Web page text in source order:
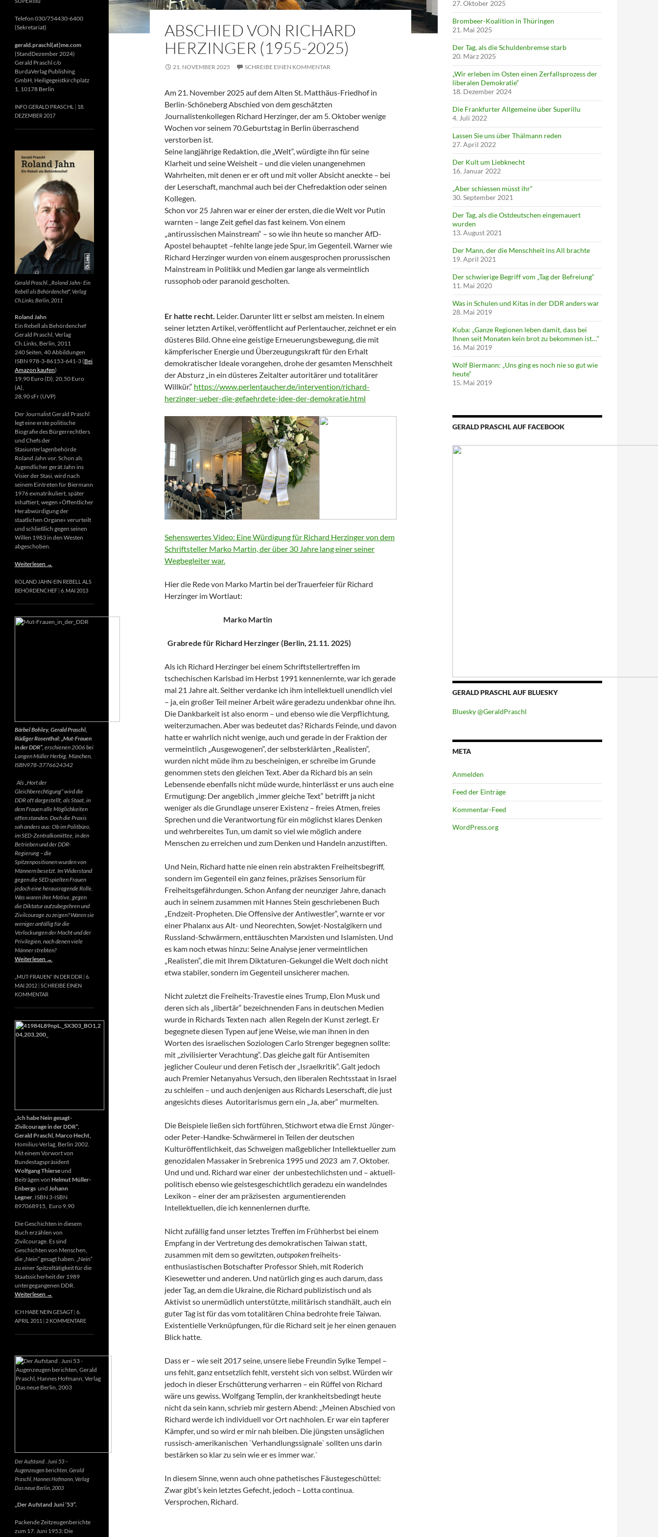
ABSCHIED VON RICHARD
HERZINGER (1955-2025)
21. NOVEMBER 2025 SCHREIBE EINEN KOMMENTAR
Am 21. November 2025 auf dem Alten St. Matthäus-Friedhof in
Berlin-Schöneberg Abschied von dem geschätzten
Journalistenkollegen Richard Herzinger, der am 5. Oktober wenige
Wochen vor seinem 70.Geburtstag in Berlin überraschend
verstorben ist.
Seine langjährige Redaktion, die „Welt“, würdigte ihn für seine
Klarheit und seine Weisheit – und die vielen unangenehmen
Wahrheiten, mit denen er er oft und mit voller Absicht aneckte – bei
der Leserschaft, manchmal auch bei der Chefredaktion oder seinen
Kollegen.
Schon vor 25 Jahren war er einer der ersten, die die Welt vor Putin
warnten – lange Zeit gefiel das fast keinem. Von einem
„antirussischen Mainstream“ – so wie ihn heute so mancher AfD-
Apostel behauptet –fehlte lange jede Spur, im Gegenteil. Warner wie
Richard Herzinger wurden von einem ausgesprochen prorussischen
Mainstream in Politikk und Medien gar lange als vermeintlich
russophob oder paranoid gescholten.
Er hatte recht. Leider. Darunter litt er selbst am meisten. In einem
seiner letzten Artikel, veröffentlicht auf Perlentaucher, zeichnet er ein
düsteres Bild. Ohne eine geistige Erneuerungsbewegung, die mit
kämpferischer Energie und Überzeugungskraft für den Erhalt
demokratischer Ideale vorangehen, drohe der gesamten Menschheit
der Absturz „in ein düsteres Zeitalter autoritärer und totalitärer
Willkür.“ https://www.perlentaucher.de/intervention/richard-
herzinger-ueber-die-gefaehrdete-idee-der-demokratie.html
Sehenswertes Video: Eine Würdigung für Richard Herzinger von dem
Schriftsteller Marko Martin, der über 30 Jahre lang einer seiner
Wegbegleiter war.
Hier die Rede von Marko Martin bei derTrauerfeier für Richard
Herzinger im Wortlaut:
Marko Martin
Grabrede für Richard Herzinger (Berlin, 21.11. 2025)
Als ich Richard Herzinger bei einem Schriftstellertreffen im
tschechischen Karlsbad im Herbst 1991 kennenlernte, war ich gerade
mal 21 Jahre alt. Seither verdanke ich ihm intellektuell unendlich viel
– ja, ein großer Teil meiner Arbeit wäre geradezu undenkbar ohne ihn.
Die Dankbarkeit ist also enorm – und ebenso wie die Verpflichtung,
weiterzumachen. Aber was bedeutet das? Richards Feinde, und davon
hatte er wahrlich nicht wenige, auch und gerade in der Fraktion der
vermeintlich „Ausgewogenen“, der selbsterklärten „Realisten“,
wurden nicht müde ihm zu bescheinigen, er schreibe im Grunde
genommen stets den gleichen Text. Aber da Richard bis an sein
Lebensende ebenfalls nicht müde wurde, hinterlässt er uns auch eine
Ermutigung: Der angeblich „immer gleiche Text“ betrifft ja nicht
weniger als die Grundlage unserer Existenz – freies Atmen, freies
Sprechen und die Verantwortung für ein möglichst klares Denken
und wehrbereites Tun, um damit so viel wie möglich andere
Menschen zu erreichen und zum Denken und Handeln anzustiften.
Und Nein, Richard hatte nie einen rein abstrakten Freiheitsbegriff,
sondern im Gegenteil ein ganz feines, präzises Sensorium für
Freiheitsgefährdungen. Schon Anfang der neunziger Jahre, danach
auch in seinem zusammen mit Hannes Stein geschriebenen Buch
„Endzeit-Propheten. Die Offensive der Antiwestler“, warnte er vor
einer Phalanx aus Alt- und Neorechten, Sowjet-Nostalgikern und
Russland-Schwärmern, enttäuschten Marxisten und Islamisten. Und
es kam noch etwas hinzu: Seine Analyse jener vermeintlichen
„Realisten“, die mit Ihrem Diktaturen-Gekungel die Welt doch nicht
etwa stabiler, sondern im Gegenteil unsicherer machen.
Nicht zuletzt die Freiheits-Travestie eines Trump, Elon Musk und
deren sich als „libertär“ bezeichnenden Fans in deutschen Medien
wurde in Richards Texten nach allen Regeln der Kunst zerlegt. Er
begegnete diesen Typen auf jene Weise, wie man ihnen in den
Worten des israelischen Soziologen Carlo Strenger begegnen sollte:
mit „zivilisierter Verachtung“. Das gleiche galt für Antisemiten
jeglicher Couleur und deren Fetisch der „Israelkritik“. Galt jedoch
auch Premier Netanyahus Versuch, den liberalen Rechtsstaat in Israel
zu schleifen – und auch denjenigen aus Richards Leserschaft, die just
angesichts dieses Autoritarismus gern ein „Ja, aber“ murmelten.
Die Beispiele ließen sich fortführen, Stichwort etwa die Ernst Jünger-
oder Peter-Handke-Schwärmerei in Teilen der deutschen
Kulturöffentlichkeit, das Schweigen maßgeblicher Intellektueller zum
genozidalen Massaker in Srebrenica 1995 und 2023 am 7. Oktober.
Und und und. Richard war einer der unbestechlichsten und – aktuell-
politisch ebenso wie geistesgeschichtlich geradezu ein wandelndes
Lexikon – einer der am präzisesten argumentierenden
Intellektuellen, die ich kennenlernen durfte.
Nicht zufällig fand unser letztes Treffen im Frühherbst bei einem
Empfang in der Vertretung des demokratischen Taiwan statt,
zusammen mit dem so gewitzten, outspokenfreiheits-
enthusiastischen Botschafter Professor Shieh, mit Roderich
Kiesewetter und anderen. Und natürlich ging es auch darum, dass
jeder Tag, an dem die Ukraine, die Richard publizistisch und als
Aktivist so unermüdlich unterstützte, militärisch standhält, auch ein
guter Tag ist für das vom totalitären China bedrohte freie Taiwan.
Existentielle Verknüpfungen, für die Richard seit je her einen genauen
Blick hatte.
Dass er – wie seit 2017 seine, unsere liebe Freundin Sylke Tempel –
uns fehlt, ganz entsetzlich fehlt, versteht sich von selbst. Würden wir
jedoch in dieser Erschütterung verharren – ein Rüffel von Richard
wäre uns gewiss. Wolfgang Templin, der krankheitsbedingt heute
nicht da sein kann, schrieb mir gestern Abend: „Meinen Abschied von
Richard werde ich individuell vor Ort nachholen. Er war ein tapferer
Kämpfer, und so wird er mir nah bleiben. Die jüngsten unsäglichen
russisch-amerikanischen `Verhandlungssignale` sollten uns darin
bestärken so klar zu sein wie er es immer war.´
In diesem Sinne, wenn auch ohne pathetisches Fäustegeschüttel:
Zwar gibt’s kein letztes Gefecht, jedoch – Lotta continua.
Versprochen, Richard.
27. Oktober 2025
Brombeer-Koalition in Thüringen
21. Mai 2025
Der Tag, als die Schuldenbremse starb
20. März 2025
„Wir erleben im Osten einen Zerfallsprozess der
liberalen Demokratie“
18. Dezember 2024
Die Frankfurter Allgemeine über Superillu
4. Juli 2022
Lassen Sie uns über Thälmann reden
27. April 2022
Der Kult um Liebknecht
16. Januar 2022
„Aber schiessen müsst ihr“
30. September 2021
Der Tag, als die Ostdeutschen eingemauert
wurden
13. August 2021
Der Mann, der die Menschheit ins All brachte
19. April 2021
Der schwierige Begriff vom „Tag der Befreiung“
11. Mai 2020
Was in Schulen und Kitas in der DDR anders war
28. Mai 2019
Kuba: „Ganze Regionen leben damit, dass bei
Ihnen seit Monaten kein brot zu bekommen ist…“
16. Mai 2019
Wolf Biermann: „Uns ging es noch nie so gut wie
heute“
15. Mai 2019
GERALD PRASCHL AUF FACEBOOK
GERALD PRASCHL AUF BLUESKY
Bluesky @GeraldPraschl
META
Anmelden
Feed der Einträge
Kommentar-Feed
WordPress.org
Telefon 030/754430-6400
(Sekretariat)
gerald.praschl(at)me.com
(StandDezember 2024)
Gerald Praschl c/o
BurdaVerlag Publishing
GmbH, Heiligegeistkirchplatz
1, 10178 Berlin
INFO GERALD PRASCHL
18.
DEZEMBER 2017
Gerald Praschl. „Roland Jahn- Ein
Rebell als Behördenchef“, Verlag
Ch.Links, Berlin, 2011
Roland Jahn
Ein Rebell als Behördenchef
Gerald Praschl, Verlag
Ch.Links, Berlin, 2011
240 Seiten, 40 Abbildungen
ISBN 978-3-86153-641-3 (Bei
Amazon kaufen)
19,90 Euro (D), 20,50 Euro
(A),
28,90 sFr (UVP)
Der Journalist Gerald Praschl
legt eine erste politische
Biografie des Bürgerrechtlers
und Chefs der
Stasiunterlagenbehörde
Roland Jahn vor. Schon als
Jugendlicher gerät Jahn ins
Visier der Stasi, wird nach
seinem Eintreten für Biermann
1976 exmatrikuliert, später
inhaftiert, wegen »Öffentlicher
Herabwürdigung der
staatlichen Organe« verurteilt
und schließlich gegen seinen
Willen 1983 in den Westen
abgeschoben.
Weiterlesen →
ROLAND JAHN-EIN REBELL ALS
BEHÖRDENCHEF 6. MAI 2013
Bärbel Bohley, Gerald Praschl,
Rüdiger Rosenthal: „Mut-Frauen
in der DDR“, erschienen 2006 bei
Langen Müller Herbig, München,
ISBN978-3776624342
Als „Hort der
Gleichberechtigung“ wird die
DDR oft dargestellt, als Staat, in
dem Frauen alle Möglichkeiten
offen standen. Doch die Praxis
sah anders aus: Ob im Politbüro,
im SED-Zentralkomittee, in den
Betrieben und der DDR-
Regierung – die
Spitzenpositionen wurden von
Männern besetzt. Im Widerstand
gegen die SED spielten Frauen
jedoch eine herausragende Rolle.
Was waren ihre Motive, gegen
die Diktatur aufzubegehren und
Zivilcourage zu zeigen? Waren sie
weniger anfällig für die
Verlockungen der Macht und der
Privilegien, nach denen viele
Männer strebten?
Weiterlesen →
„MUT-FRAUEN“ IN DER DDR 6.
MAI 2012 SCHREIBE EINEN
KOMMENTAR
„Ich habe Nein gesagt-
Zivilcourage in der DDR“,
Gerald Praschl, Marco Hecht,
Homilius-Verlag, Berlin 2002.
Mit einem Vorwort von
Bundestagspräsident
Wolfgang Thierseund
Beiträgen von Helmut Müller-
Enbergs und Johann
Legner , ISBN 3-ISBN
897068915, Euro 9,90
Die Geschichten in diesem
Buch erzählen von
Zivilcourage. Es sind
Geschichten von Menschen,
die „Nein“ gesagt haben. „Nein“
zu einer Spitzeltätigkeit für die
Staatssicherheit der 1989
untergegangenen DDR.
Weiterlesen →
ICH HABE NEIN GESAGT 6.
APRIL 2011
2 KOMMENTARE
Der Aufstand . Juni 53 –
Augenzeugen berichten, Gerald
Praschl, Hannes Hofmann, Verlag
Das neue Berlin, 2003
„Der Aufstand Juni ’53“.
Packende Zeitzeugenberichte
zum 17. Juni 1953: Die